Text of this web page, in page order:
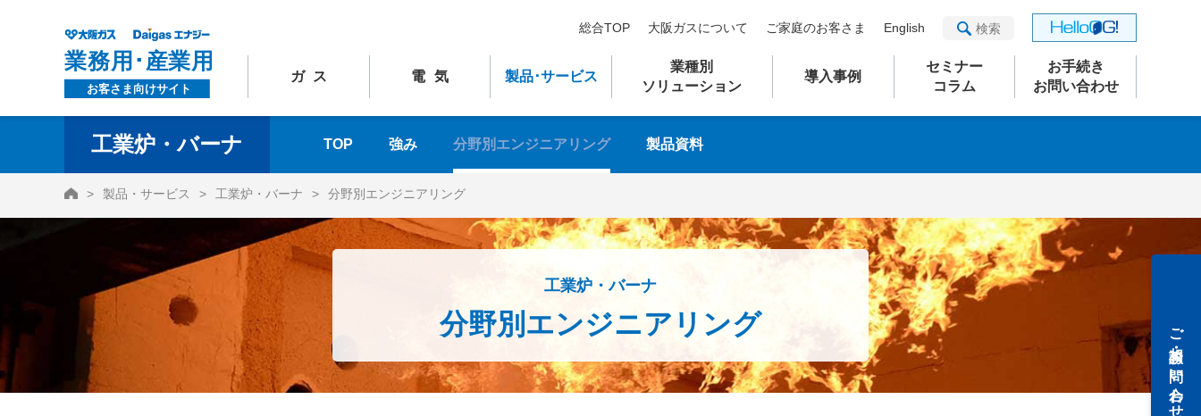
総合TOP 大阪ガスについて ご家庭のお客さま English
ガス 電気 製品･サービス
業種別
ソリューション
導入事例
セミナー
コラム
お手続き
お問い合わせ
工業炉・バーナ TOP 強み 分野別エンジニアリング 製品資料
HOME製品・サービス 工業炉・バーナ 分野別エンジニアリング
工業炉・バーナ
分野別エンジニアリング ご相談・お問い合わせ